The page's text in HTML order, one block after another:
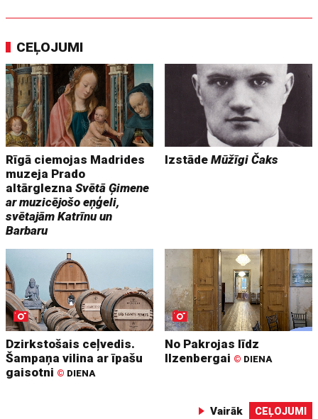
CEĻOJUMI
Rīgā ciemojas Madrides
muzeja Prado
altārgleznaSvētā Ģimene
ar muzicējošo eņģeli,
svētajām Katrīnu un
Barbaru
IzstādeMūžīgi Čaks
Dzirkstošais ceļvedis.
Šampaņa vilina ar īpašu
gaisotni © DIENA
No Pakrojas līdz
Ilzenbergai © DIENA
Vairāk CEĻOJUMI